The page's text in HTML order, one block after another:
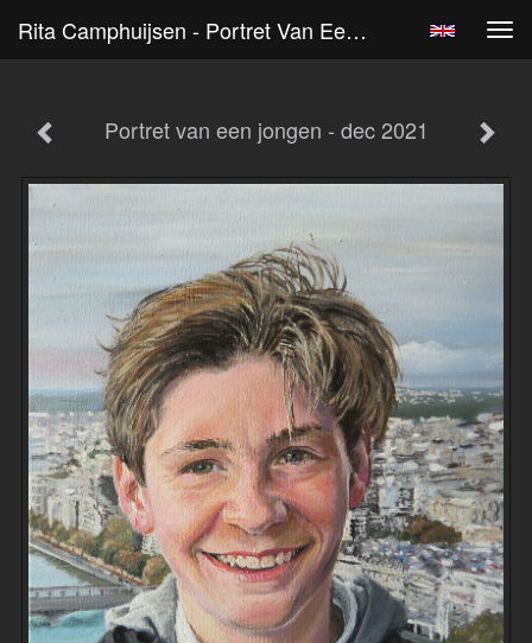
Rita Camphuijsen - Portret Van Een Jongen - Dec 2021
Portret van een jongen - dec 2021